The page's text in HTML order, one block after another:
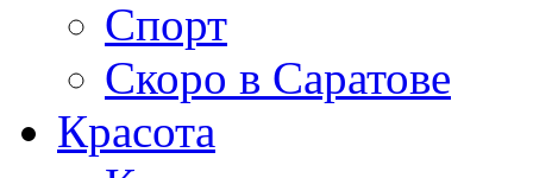
Спорт
Скоро в Саратове
Красота